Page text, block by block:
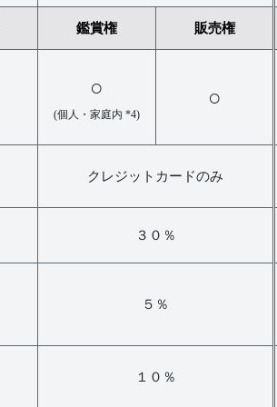
鑑賞権 販売権
○
(個人・家庭内 *4)
○
クレジットカードのみ
３０％
５％
１０％